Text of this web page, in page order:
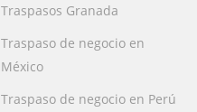
Traspasos Granada
Traspaso de negocio en
México
Traspaso de negocio en Perú